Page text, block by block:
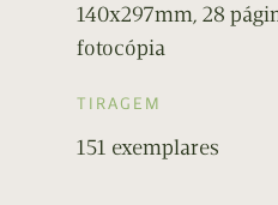
140x297mm, 28
fotocópia
TIRAGEM
151 exemplares